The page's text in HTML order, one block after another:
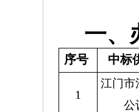
一、
序号 中标
1
江门市
公